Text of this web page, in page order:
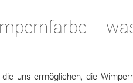
–
uns ermöglichen, die